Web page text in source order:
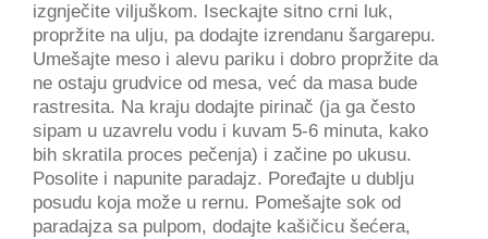
izgnječite viljuškom. Iseckajte sitno crni luk,
propržite na ulju, pa dodajte izrendanu šargarepu.
Umešajte meso i alevu pariku i dobro propržite da
ne ostaju grudvice od mesa, već da masa bude
rastresita. Na kraju dodajte pirinač (ja ga često
sipam u uzavrelu vodu i kuvam 5-6 minuta, kako
bih skratila proces pečenja) i začine po ukusu.
Posolite i napunite paradajz. Poređajte u dublju
posudu koja može u rernu. Pomešajte sok od
paradajza sa pulpom, dodajte kašičicu šećera,